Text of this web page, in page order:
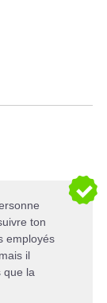
ton
employés
il
que la